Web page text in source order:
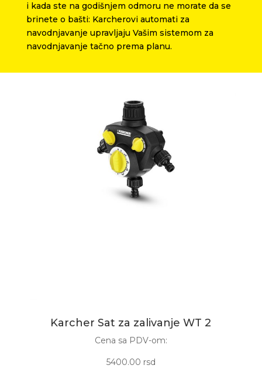
i kada ste na godišnjem odmoru ne morate da se
brinete o bašti: Karcherovi automati za
navodnjavanje upravljaju Vašim sistemom za
navodnjavanje tačno prema planu.
Karcher Sat za zalivanje WT 2
Cena sa PDV-om:
5400.00 rsd